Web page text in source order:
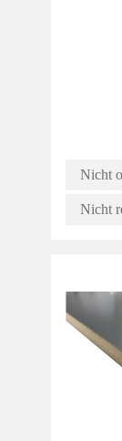
Nicht
Nicht